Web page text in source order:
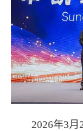
2026年3